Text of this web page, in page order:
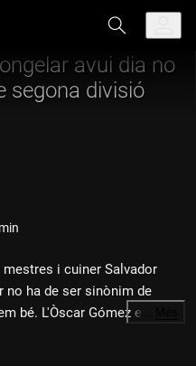
avui dia no
segona divisió
i cuiner Salvador
no ha de ser sinònim de
bé. L'Òscar Gómez ens
bull de tonyina. Ve a fer
d'Instagram Sweet Home
…